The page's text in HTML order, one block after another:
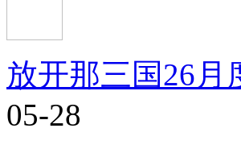
放开那三国26月
05-28